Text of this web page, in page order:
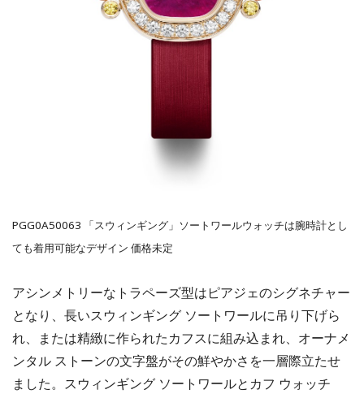
PGG0A50063 「スウィンギング」ソートワールウォッチは腕時計とし
ても着用可能なデザイン 価格未定
アシンメトリーなトラペーズ型はピアジェのシグネチャー
となり、長いスウィンギング ソートワールに吊り下げら
れ、または精緻に作られたカフスに組み込まれ、オーナメ
ンタル ストーンの文字盤がその鮮やかさを一層際立たせ
ました。スウィンギング ソートワールとカフ ウォッチ